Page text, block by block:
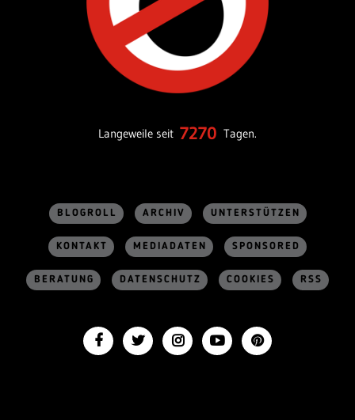
Langeweile seit 7270 Tagen.
BLOGROLL ARCHIV UNTERSTÜTZEN
KONTAKT MEDIADATEN SPONSORED
BERATUNG DATENSCHUTZ COOKIES RSS